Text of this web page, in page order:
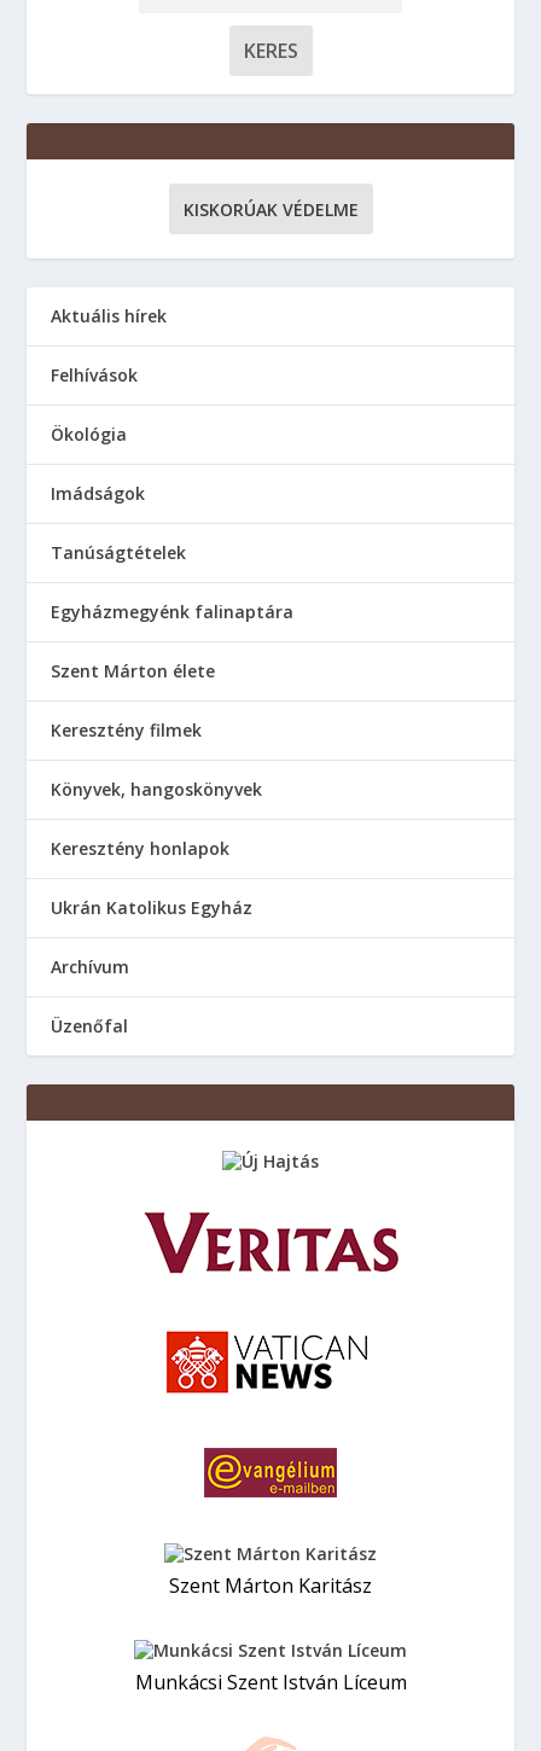
KISKORÚAK VÉDELME
Aktuális hírek
Felhívások
Ökológia
Imádságok
Tanúságtételek
Egyházmegyénk falinaptára
Szent Márton élete
Keresztény filmek
Könyvek, hangoskönyvek
Keresztény honlapok
Ukrán Katolikus Egyház
Аrchívum
Üzenőfal
Szent Márton Karitász
Munkácsi Szent István Líceum